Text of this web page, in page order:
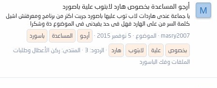
M أرجو المساعدة بخصوص هارد لابتوب علية باصورد
يا جماعة عندى هاردات لاب توب عليها باصورد جربت اكتر من برنامج ومعرفتش اشيل
كلمة السر من على الهارد فهل فى حد يفيدنى فى الموضوع دة وشكرا
masry2007
الموضوع 5 نوفمبر 2015 أرجو المساعدة
باسورد
بخصوص
علية لابتوب هارد الردود: 3 المنتدى: ركن الأعطال وطلبات
الملفات وفك الباسورد